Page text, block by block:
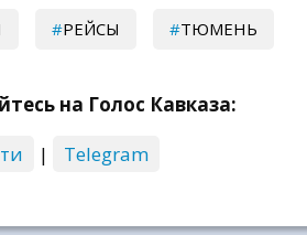
РЕЙСЫ ТЮМЕНЬ
на Голос Кавказа:
| Telegram